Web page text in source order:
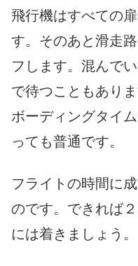
飛行機はすべての
す。そのあと滑走
フします。混んで
で待つこともあり
ボーディングタイ
っても普通です。
フライトの時間に
のです。できれば
には着きましょう。